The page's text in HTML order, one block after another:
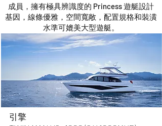
成員，擁有極具辨識度的 Princess 遊艇設計
基因，線條優雅，空間寬敞，配置規格和裝潢
水準可媲美大型遊艇。
引擎